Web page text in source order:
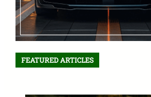
FEATURED ARTICLES